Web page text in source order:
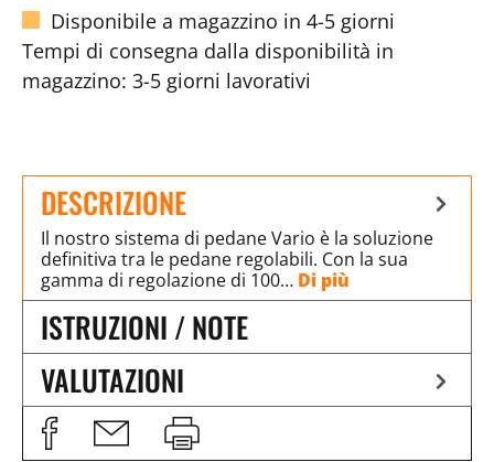
Disponibile a magazzino in 4-5 giorni
Tempi di consegna dalla disponibilità in
magazzino: 3-5 giorni lavorativi
DESCRIZIONE
Il nostro sistema di pedane Vario è la soluzione
definitiva tra le pedane regolabili. Con la sua
gamma di regolazione di 100… Di più
ISTRUZIONI / NOTE
VALUTAZIONI